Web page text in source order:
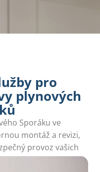
pro
plynových
Sporáku ve
montáž a revizi,
provoz vašich